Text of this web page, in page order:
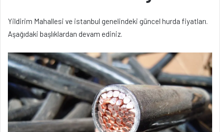
Yildirim Mahallesi ve istanbul genelindeki güncel hurda fiyatları.
Aşağıdaki başlıklardan devam ediniz.